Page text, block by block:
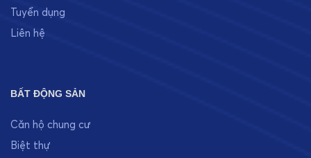
Tuyển dụng
Liên hệ
BẤT ĐỘNG SẢN
Căn hộ chung cư
Biệt thự